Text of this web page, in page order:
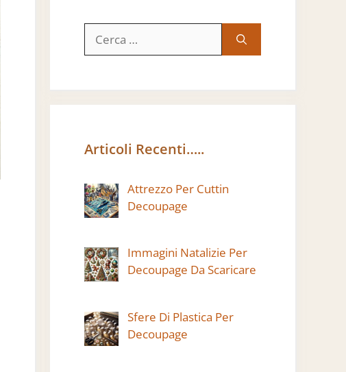
per:
Articoli Recenti…..
Attrezzo Per Cuttin
Decoupage
Immagini Natalizie Per
Decoupage Da Scaricare
Sfere Di Plastica Per
Decoupage